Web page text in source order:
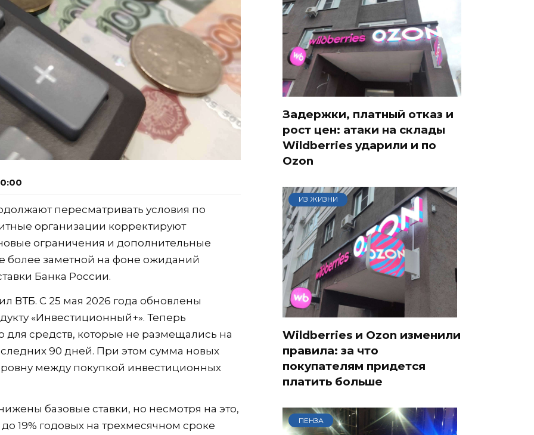
пересматривать условия по
организации корректируют
ограничения и дополнительные
более заметной на фоне ожиданий
Банка России.
ВТБ. С 25 мая 2026 года обновлены
«Инвестиционный+». Теперь
для средств, которые не размещались на
90 дней. При этом сумма новых
между покупкой инвестиционных
базовые ставки, но несмотря на это,
19% годовых на трехмесячном сроке
Задержки, платный отказ и
рост цен: атаки на склады
Wildberries ударили и по
Ozon
ИЗ ЖИЗНИ
Wildberries и Ozon изменили
правила: за что
покупателям придется
платить больше
ПЕНЗА